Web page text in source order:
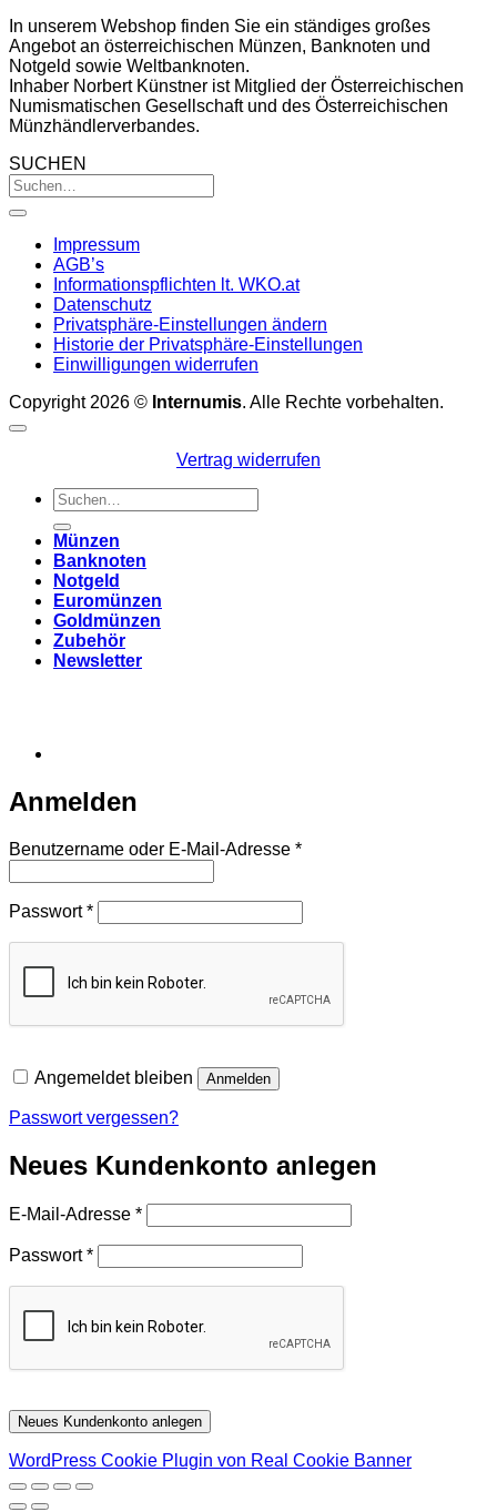
In unserem Webshop finden Sie ein ständiges großes
Angebot an österreichischen Münzen, Banknoten und
Notgeld sowie Weltbanknoten.
Inhaber Norbert Künstner ist Mitglied der Österreichischen
Numismatischen Gesellschaft und des Österreichischen
Münzhändlerverbandes.
SUCHEN
Impressum
AGB’s
Informationspflichten lt. WKO.at
Datenschutz
Privatsphäre-Einstellungen ändern
Historie der Privatsphäre-Einstellungen
Einwilligungen widerrufen
Copyright 2026 © Internumis. Alle Rechte vorbehalten.
Vertrag widerrufen
Suchen
nach:
Münzen
Banknoten
Notgeld
Euromünzen
Goldmünzen
Zubehör
Newsletter
Anmelden
Benutzername oder E-Mail-Adresse *Erforderlich
Passwort*Erforderlich
Angemeldet bleiben Anmelden
Passwort vergessen?
Neues Kundenkonto anlegen
E-Mail-Adresse *Erforderlich
Passwort*Erforderlich
Neues Kundenkonto anlegen
WordPress Cookie Plugin von Real Cookie Banner